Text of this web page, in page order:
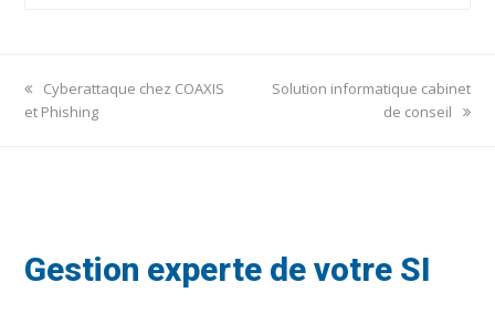
previous
post:
Cyberattaque chez COAXIS
et Phishing
next
Solution informatique cabinet
de conseil
Gestion experte de votre SI